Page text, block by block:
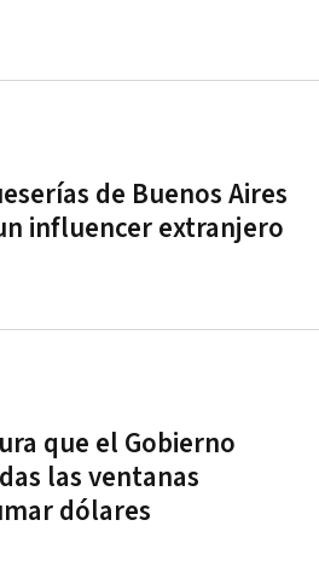
de Buenos Aires
influencer extranjero
que el Gobierno
las ventanas
dólares